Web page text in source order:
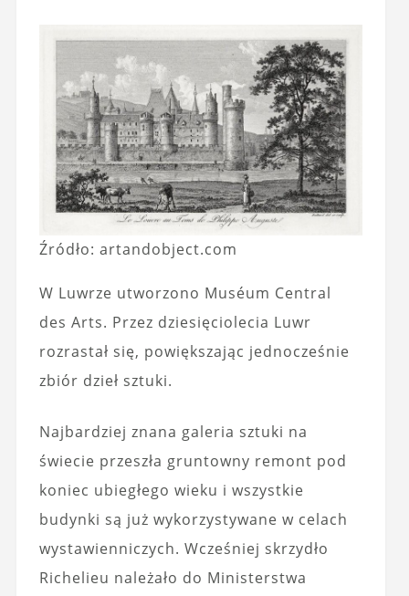
Źródło: artandobject.com
W Luwrze utworzono Muséum Central
des Arts. Przez dziesięciolecia Luwr
rozrastał się, powiększając jednocześnie
zbiór dzieł sztuki.
Najbardziej znana galeria sztuki na
świecie przeszła gruntowny remont pod
koniec ubiegłego wieku i wszystkie
budynki są już wykorzystywane w celach
wystawienniczych. Wcześniej skrzydło
Richelieu należało do Ministerstwa